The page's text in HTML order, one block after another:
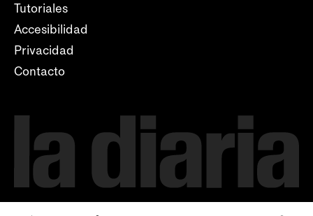
Tutoriales
Accesibilidad
Privacidad
Contacto